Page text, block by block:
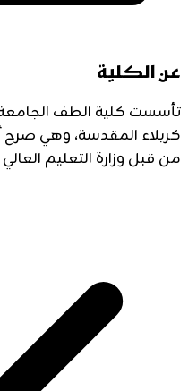
عن الكلية
كربلاء المقدسة، وهي صرح
من قبل وزارة التعليم